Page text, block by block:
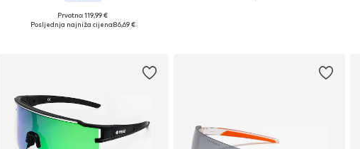
Dostupne veličine: Onesize
Prvotno: 119,99 €
Posljednja najniža cijena:86,69 €